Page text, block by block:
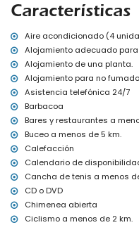
de la villa)
aeropuerto más
la villa)
segundo aeropuerto
prohibido fumar
se permiten mascotas
El alojamiento es muy
Instalaciones y servicios
villa
internet (WiFi)
ropa de cama y toallas
servicio de recepción y
calefacción por aire y
Instalaciones y servicios con
cama extra y camas/
Características
Aire acondicionado (4
Alojamiento adecuado
Alojamiento de una planta.
Alojamiento para no
Asistencia telefónica 24/7
Barbacoa
Bares y restaurantes a
Buceo a menos de 5 km.
Calefacción
Calendario de
Cancha de tenis a menos
CD o DVD
Chimenea abierta
Ciclismo a menos de 2 km.